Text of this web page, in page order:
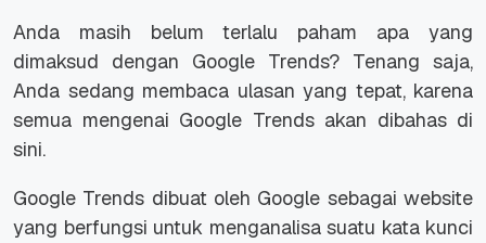
Anda masih belum terlalu paham apa yang
dimaksud dengan Google Trends? Tenang saja,
Anda sedang membaca ulasan yang tepat, karena
semua mengenai Google Trends akan dibahas di
sini.
Google Trends dibuat oleh Google sebagai website
yang berfungsi untuk menganalisa suatu kata kunci